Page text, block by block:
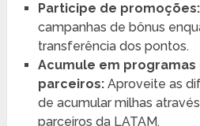
Participe de promoções:
campanhas de bônus
transferência dos pontos.
Acumule em
parceiros:Aproveite as
de acumular milhas
parceiros da LATAM.